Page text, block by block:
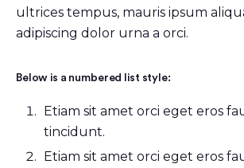
ultrices tempus, mauris ipsum
adipiscing dolor urna a orci.
Below is a numbered list style:
Etiam sit amet orci eget eros
tincidunt.
Etiam sit amet orci eget eros